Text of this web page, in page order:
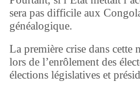
sera pas difficile aux
généalogique.
La première crise dans cette
lors de l’enrôlement des
élections législatives et